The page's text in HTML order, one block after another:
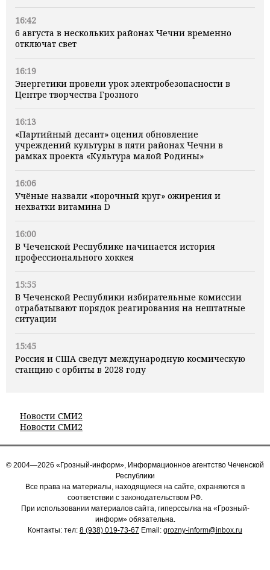
16:42
6 августа в нескольких районах Чечни временно
отключат свет
16:19
Энергетики провели урок электробезопасности в
Центре творчества Грозного
16:13
«Партийный десант» оценил обновление
учреждений культуры в пяти районах Чечни в
рамках проекта «Культура малой Родины»
16:06
Учёные назвали «порочный круг» ожирения и
нехватки витамина D
16:00
В Чеченской Республике начинается история
профессионального хоккея
15:55
В Чеченской Республики избирательные комиссии
отрабатывают порядок реагирования на нештатные
ситуации
15:45
Россия и США сведут международную космическую
станцию с орбиты в 2028 году
Новости СМИ2
Новости СМИ2
© 2004—2026 «Грозный-информ», Информационное агентство Чеченской
Республики
Все права на материалы, находящиеся на сайте, охраняются в
соответствии с законодательством РФ.
При использовании материалов сайта, гиперссылка на «Грозный-
информ» обязательна.
Контакты: тел: 8 (938) 019-73-67 Email: grozny-inform@inbox.ru